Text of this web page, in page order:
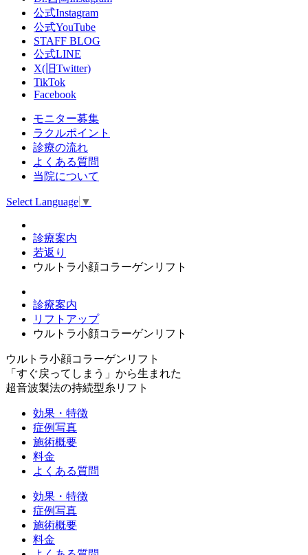
公式Instagram
公式YouTube
STAFF BLOG
公式LINE
X(旧Twitter)
TikTok
Facebook
モニター募集
ラクルポイント
診療の流れ
よくある質問
当院について
Select Language ▼
診療案内
若返り
ウルトラ小顔コラーゲンリフト
診療案内
リフトアップ
ウルトラ小顔コラーゲンリフト
ウルトラ小顔コラーゲンリフト
「すぐ戻ってしまう」から生まれた
超音波製法の持続型糸リフト
効果・特徴
症例写真
施術概要
料金
よくある質問
効果・特徴
症例写真
施術概要
料金